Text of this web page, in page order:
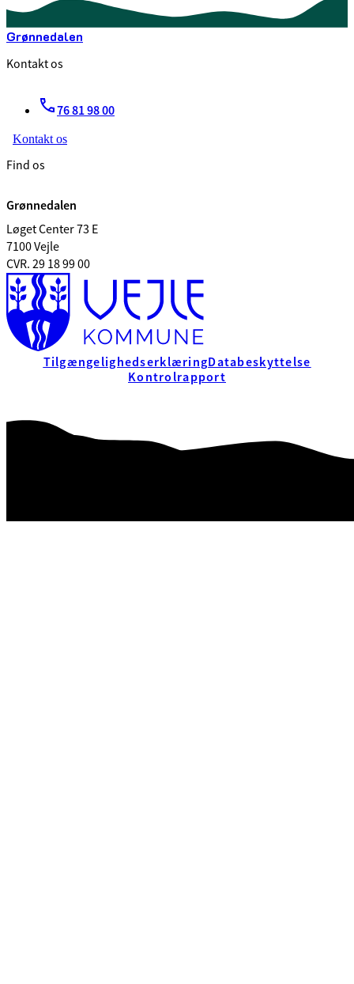
Grønnedalen
Kontakt os
76 81 98 00
Kontakt os
Find os
Grønnedalen
Løget Center 73 E
7100 Vejle
CVR. 29 18 99 00
TilgængelighedserklæringDatabeskyttelse
Kontrolrapport